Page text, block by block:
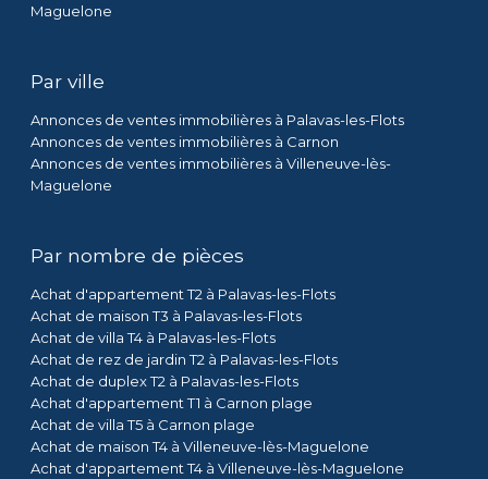
Maguelone
Par ville
Annonces de ventes immobilières à Palavas-les-Flots
Annonces de ventes immobilières à Carnon
Annonces de ventes immobilières à Villeneuve-lès-
Maguelone
Par nombre de pièces
Achat d'appartement T2 à Palavas-les-Flots
Achat de maison T3 à Palavas-les-Flots
Achat de villa T4 à Palavas-les-Flots
Achat de rez de jardin T2 à Palavas-les-Flots
Achat de duplex T2 à Palavas-les-Flots
Achat d'appartement T1 à Carnon plage
Achat de villa T5 à Carnon plage
Achat de maison T4 à Villeneuve-lès-Maguelone
Achat d'appartement T4 à Villeneuve-lès-Maguelone